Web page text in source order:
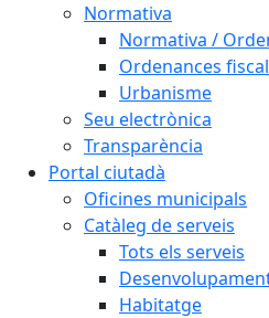
Normativa
Normativa /
Ordenances
Urbanisme
Seu electrònica
Transparència
Portal ciutadà
Oficines municipals
Catàleg de serveis
Tots els serveis
Habitatge